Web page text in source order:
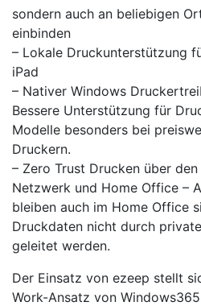
sondern auch an beliebigen
einbinden
– Lokale Druckunterstützung
iPad
– Nativer Windows
Bessere Unterstützung für
Modelle besonders bei
Druckern.
– Zero Trust Drucken über
Netzwerk und Home Office –
bleiben auch im Home Office
Druckdaten nicht durch
geleitet werden.
Der Einsatz von ezeep stellt
Work-Ansatz von